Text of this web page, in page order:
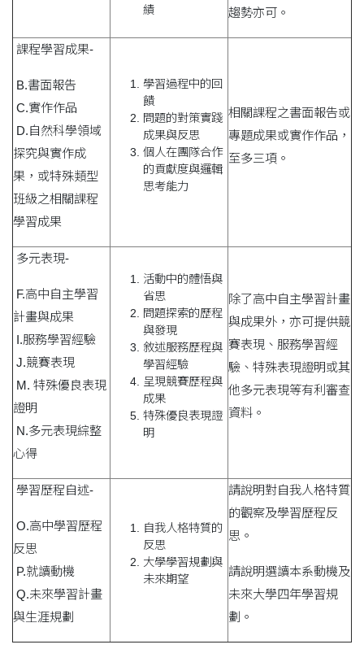
績
趨勢亦可。
課程學習成果-
B.書面報告
C.實作作品
D.自然科學領域
探究與實作成
果，或特殊類型
班級之相關課程
學習成果
學習過程中的回
饋
問題的對策實踐
成果與反思
個人在團隊合作
的貢獻度與邏輯
思考能力
相關課程之書面報告或
專題成果或實作作品，
至多三項。
多元表現-
F.高中自主學習
計畫與成果
I.服務學習經驗
J.競賽表現
M. 特殊優良表現
證明
N.多元表現綜整
心得
活動中的體悟與
省思
問題探索的歷程
與發現
敘述服務歷程與
學習經驗
呈現競賽歷程與
成果
特殊優良表現證
明
除了高中自主學習計畫
與成果外，亦可提供競
賽表現、服務學習經
驗、特殊表現證明或其
他多元表現等有利審查
資料。
學習歷程自述-
O.高中學習歷程
反思
P.就讀動機
Q.未來學習計畫
與生涯規劃
自我人格特質的
反思
大學學習規劃與
未來期望
請說明對自我人格特質
的觀察及學習歷程反
思。
請說明選讀本系動機及
未來大學四年學習規
劃。